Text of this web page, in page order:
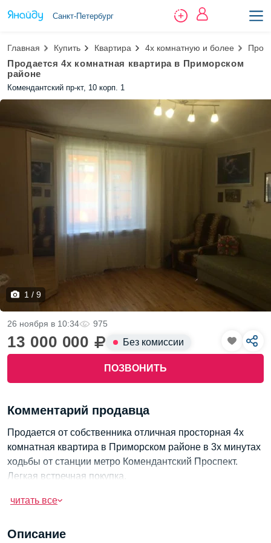
Санкт-Петербург
Главная Купить Квартира 4х комнатную и более
Продается 4х комнатная квартира в Приморском
районе
Комендантский пр-кт, 10 корп. 1
1 / 9
13 000 000 Без комиссии
ПОЗВОНИТЬ
26 ноября в 10:34 975
Описание
Комментарий продавца
Продается от собственника отличная просторная 4х
комнатная квартира в Приморском районе в 3х минутах
ходьбы от станции метро Комендантский Проспект.
Легкая встречная покупка.
Квартира с площадью 100 кв метров расположена на
2003 года постройки, отличный ухоженный дом с
читать все